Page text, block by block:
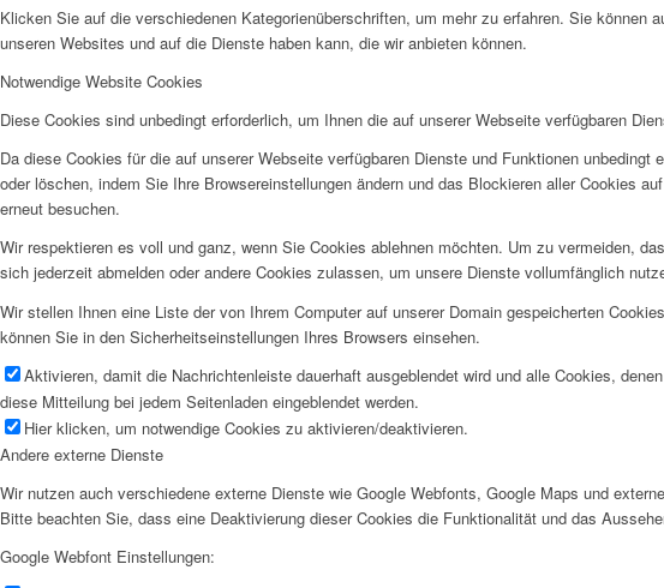
Klicken Sie auf die verschiedenen Kategorienüberschriften, um mehr zu erfahren. Sie
unseren Websites und auf die Dienste haben kann, die wir anbieten können.
Notwendige Website Cookies
Diese Cookies sind unbedingt erforderlich, um Ihnen die auf unserer Webseite verfügbaren
Da diese Cookies für die auf unserer Webseite verfügbaren Dienste und Funktionen
oder löschen, indem Sie Ihre Browsereinstellungen ändern und das Blockieren aller Cookies
erneut besuchen.
Wir respektieren es voll und ganz, wenn Sie Cookies ablehnen möchten. Um zu vermeiden,
sich jederzeit abmelden oder andere Cookies zulassen, um unsere Dienste vollumfänglich
Wir stellen Ihnen eine Liste der von Ihrem Computer auf unserer Domain gespeicherten
können Sie in den Sicherheitseinstellungen Ihres Browsers einsehen.
Aktivieren, damit die Nachrichtenleiste dauerhaft ausgeblendet wird und alle Cookies,
diese Mitteilung bei jedem Seitenladen eingeblendet werden.
Hier klicken, um notwendige Cookies zu aktivieren/deaktivieren.
Andere externe Dienste
Wir nutzen auch verschiedene externe Dienste wie Google Webfonts, Google Maps und
Bitte beachten Sie, dass eine Deaktivierung dieser Cookies die Funktionalität und das
Google Webfont Einstellungen: